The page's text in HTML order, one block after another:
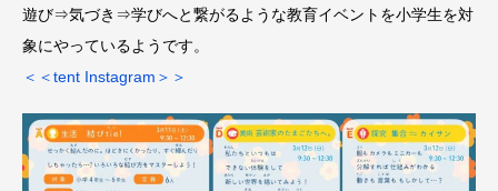
遊び⇒気づき⇒学びへと繋がるような教育イベントを小学生を対
象にやっているようです。
＜＜tent Instagram＞＞